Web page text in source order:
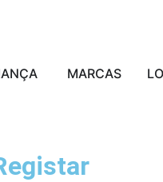
MARCAS